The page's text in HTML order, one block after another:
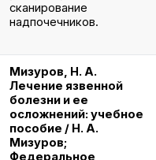
сканирование
надпочечников.
Мизуров, Н. А.
Лечение язвенной
болезни и ее
осложнений: учебное
пособие / Н. А.
Мизуров;
Федеральное